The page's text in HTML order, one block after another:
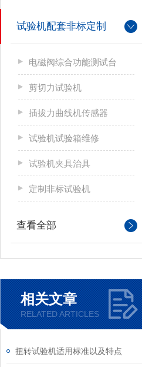
试验机配套非标定制
电磁阀综合功能测试台
剪切力试验机
插拔力曲线机传感器
试验机试验箱维修
试验机夹具治具
定制非标试验机
查看全部
相关文章
RELATED ARTICLES
扭转试验机适用标准以及特点